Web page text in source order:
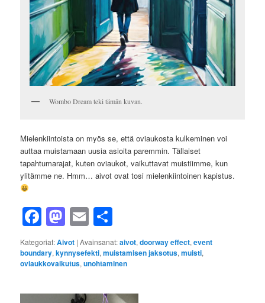
Wombo Dream teki tämän kuvan.
Mielenkiintoista on myös se, että oviaukosta kulkeminen voi
auttaa muistamaan uusia asioita paremmin. Tällaiset
tapahtumarajat, kuten oviaukot, vaikuttavat muistiimme, kun
ylitämme ne. Hmm… aivot ovat tosi mielenkiintoinen kapistus.
Facebook
Mastodon
Email
Kategoriat:Aivot |Avainsanat:aivot,doorway effect,event
boundary,kynnysefekti,muistamisen jaksotus,muisti,
oviaukkovaikutus,unohtaminen